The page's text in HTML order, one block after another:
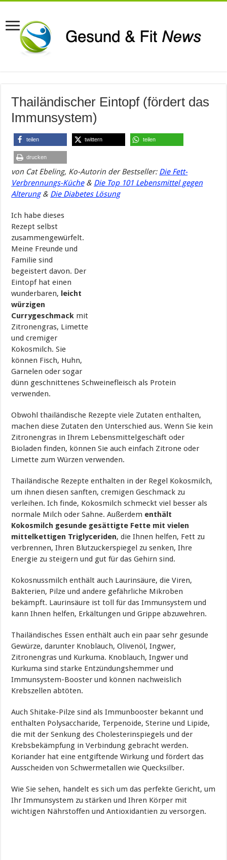
Thailändischer Eintopf (fördert das
Immunsystem)
teilen twittern teilen
drucken
von Cat Ebeling, Ko-Autorin der Bestseller: Die Fett-
Verbrennungs-Küche& Die Top 101 Lebensmittel gegen
Alterung& Die Diabetes Lösung
Ich habe dieses
Rezept selbst
zusammengewürfelt.
Meine Freunde und
Familie sind
begeistert davon. Der
Eintopf hat einen
wunderbaren, leicht
würzigen
Currygeschmack mit
Zitronengras, Limette
und cremiger
Kokosmilch. Sie
können Fisch, Huhn,
Garnelen oder sogar
dünn geschnittenes Schweinefleisch als Protein
verwenden.
Obwohl thailändische Rezepte viele Zutaten enthalten,
machen diese Zutaten den Unterschied aus. Wenn Sie kein
Zitronengras in Ihrem Lebensmittelgeschäft oder
Bioladen finden, können Sie auch einfach Zitrone oder
Limette zum Würzen verwenden.
Thailändische Rezepte enthalten in der Regel Kokosmilch,
um ihnen diesen sanften, cremigen Geschmack zu
verleihen. Ich finde, Kokosmilch schmeckt viel besser als
normale Milch oder Sahne. Außerdem enthält
Kokosmilch gesunde gesättigte Fette mit vielen
mittelkettigen Triglyceriden, die Ihnen helfen, Fett zu
verbrennen, Ihren Blutzuckerspiegel zu senken, Ihre
Energie zu steigern und gut für das Gehirn sind.
Kokosnussmilch enthält auch Laurinsäure, die Viren,
Bakterien, Pilze und andere gefährliche Mikroben
bekämpft. Laurinsäure ist toll für das Immunsystem und
kann Ihnen helfen, Erkältungen und Grippe abzuwehren.
Thailändisches Essen enthält auch ein paar sehr gesunde
Gewürze, darunter Knoblauch, Olivenöl, Ingwer,
Zitronengras und Kurkuma. Knoblauch, Ingwer und
Kurkuma sind starke Entzündungshemmer und
Immunsystem-Booster und können nachweislich
Krebszellen abtöten.
Auch Shitake-Pilze sind als Immunbooster bekannt und
enthalten Polysaccharide, Terpenoide, Sterine und Lipide,
die mit der Senkung des Cholesterinspiegels und der
Krebsbekämpfung in Verbindung gebracht werden.
Koriander hat eine entgiftende Wirkung und fördert das
Ausscheiden von Schwermetallen wie Quecksilber.
Wie Sie sehen, handelt es sich um das perfekte Gericht, um
Ihr Immunsystem zu stärken und Ihren Körper mit
wichtigen Nährstoffen und Antioxidantien zu versorgen.